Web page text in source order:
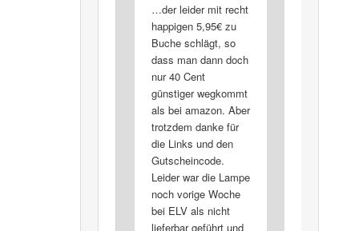
…der leider mit recht
happigen 5,95€ zu
Buche schlägt, so
dass man dann doch
nur 40 Cent
günstiger wegkommt
als bei amazon. Aber
trotzdem danke für
die Links und den
Gutscheincode.
Leider war die Lampe
noch vorige Woche
bei ELV als nicht
lieferbar geführt und